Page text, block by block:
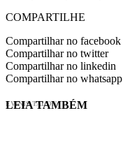
COMPARTILHE
Compartilhar no facebook
Compartilhar no twitter
Compartilhar no linkedin
Compartilhar no whatsapp
EVINIS TALON
LEIA TAMBÉM